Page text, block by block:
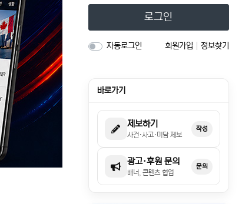
로그인
자동로그인 회원가입 정보찾기
바로가기
제보하기
사건·사고·미담 제보
작성
광고·후원 문의
배너, 콘텐츠 협업
문의